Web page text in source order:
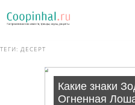
ТЕГИ: ДЕСЕРТ